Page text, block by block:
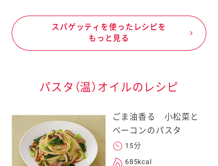
スパゲッティを使ったレシピを
もっと見る
パスタ（温）オイルのレシピ
ごま油香る 小松菜と
ベーコンのパスタ
15分
685kcal